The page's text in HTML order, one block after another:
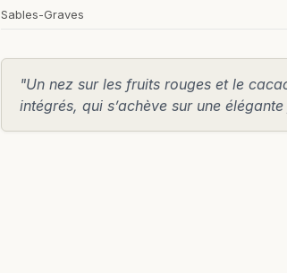
Sables-Graves
"Un nez sur les fruits rouges et le
intégrés, qui s’achève sur une